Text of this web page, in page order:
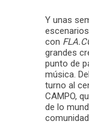
Y unas
con
grandes
punto de
música.
turno al
CAMPO,
de lo